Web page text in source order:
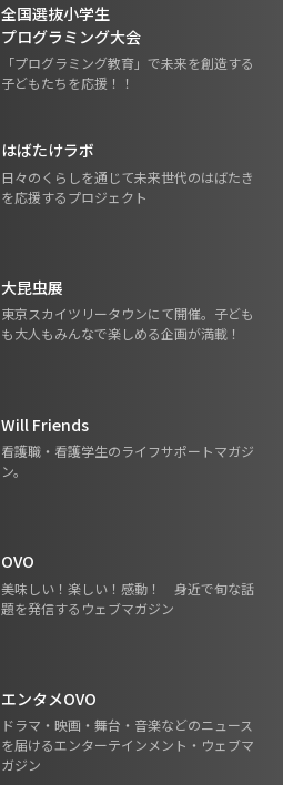
全国選抜小学生
プログラミング大会
「プログラミング教育」で未来を創造する
子どもたちを応援！！
はばたけラボ
日々のくらしを通じて未来世代のはばたき
を応援するプロジェクト
大昆虫展
東京スカイツリータウンにて開催。子ども
も大人もみんなで楽しめる企画が満載！
Will Friends
看護職・看護学生のライフサポートマガジ
ン。
OVO
美味しい！楽しい！感動！ 身近で旬な話
題を発信するウェブマガジン
エンタメOVO
ドラマ・映画・舞台・音楽などのニュース
を届けるエンターテインメント・ウェブマ
ガジン